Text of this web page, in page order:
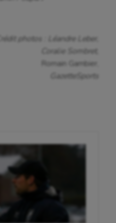
Crédit photos : Léandre Leber,
Coralie Sombret,
Romain Gambier,
GazetteSports